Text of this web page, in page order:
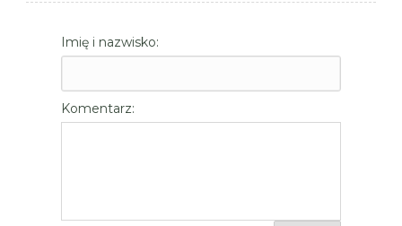
Imię i nazwisko:
Komentarz: